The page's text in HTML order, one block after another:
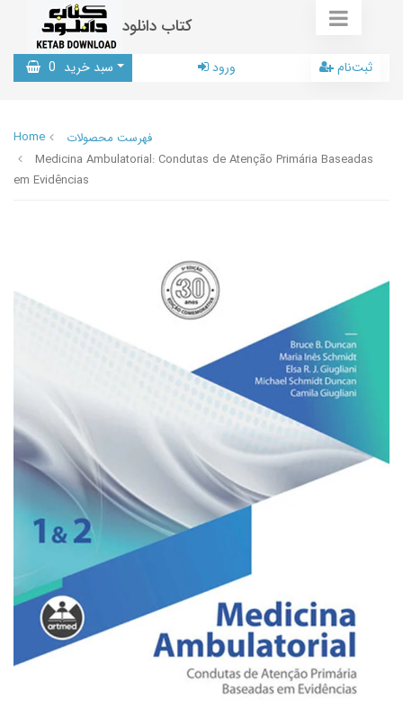
کتاب دانلود
سبد خرید 0 ورود ثبت‌نام
Home
فهرست محصولات
Medicina Ambulatorial: Condutas de Atenção Primária Baseadas
em Evidências